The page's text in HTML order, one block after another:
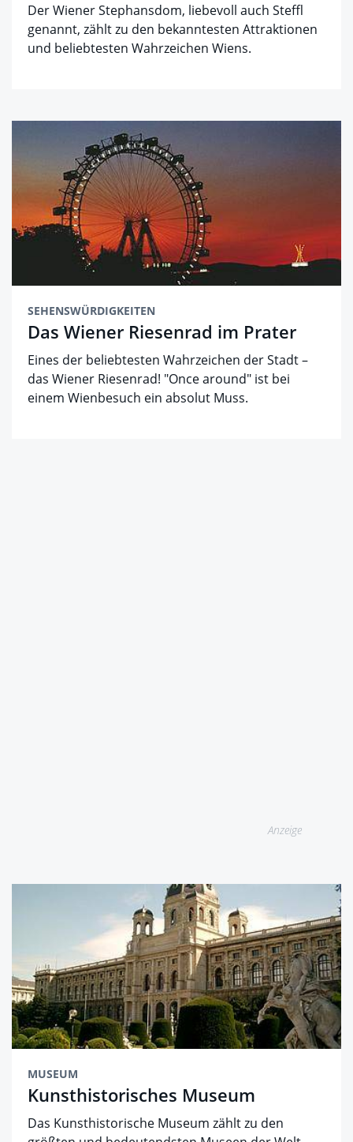
Der Wiener Stephansdom, liebevoll auch Steffl
genannt, zählt zu den bekanntesten Attraktionen
und beliebtesten Wahrzeichen Wiens.
SEHENSWÜRDIGKEITEN
Das Wiener Riesenrad im Prater
Eines der beliebtesten Wahrzeichen der Stadt –
das Wiener Riesenrad! "Once around" ist bei
einem Wienbesuch ein absolut Muss.
Anzeige
MUSEUM
Kunsthistorisches Museum
Das Kunsthistorische Museum zählt zu den